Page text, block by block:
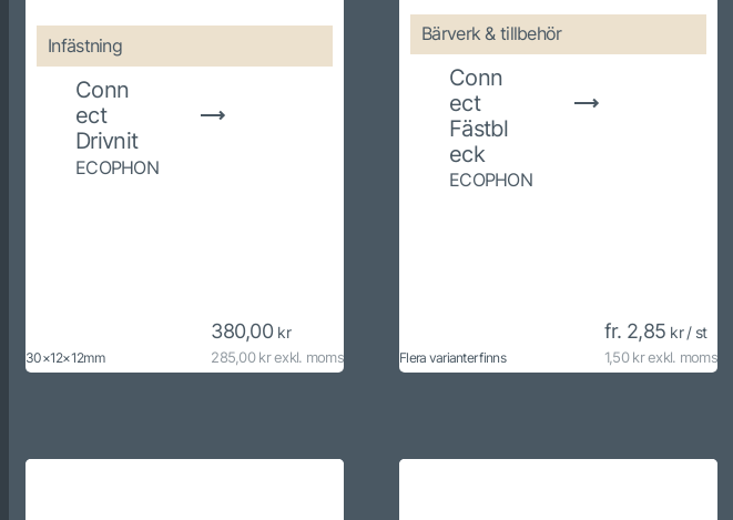
Infästning
Conn
ect
Drivnit
ECOPHON
30×12×12mm
380,00 kr
285,00 kr exkl. moms
Bärverk & tillbehör
Conn
ect
Fästbl
eck
ECOPHON
Flera varianter finns
fr. 2,85 kr / st
1,50 kr exkl. moms